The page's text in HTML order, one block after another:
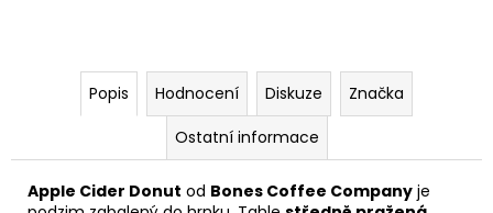
Popis Hodnocení Diskuze
Značka
Ostatní informace
Apple Cider Donut od Bones Coffee Company je